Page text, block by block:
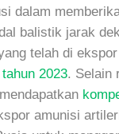
dalam
balistik jarak
telah di
2023. Selain
amunisi